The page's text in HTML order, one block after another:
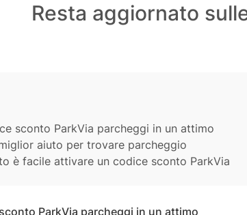
Resta aggiornato
sconto ParkVia parcheggi in un attimo
aiuto per trovare parcheggio
è facile attivare un codice sconto ParkVia
ParkVia parcheggi in un attimo